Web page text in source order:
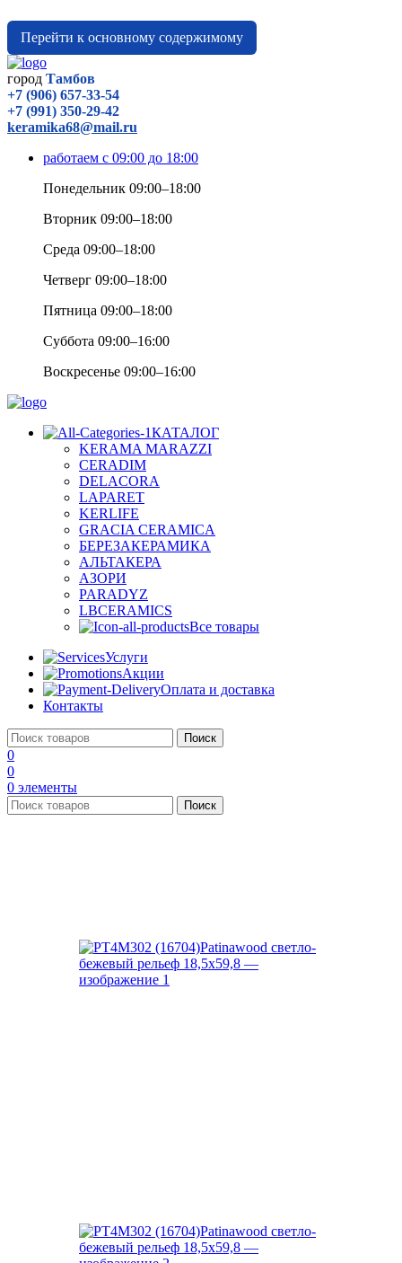
Перейти к основному содержимому
город Тамбов
+7 (906) 657-33-54
+7 (991) 350-29-42
keramika68@mail.ru
работаем с 09:00 до 18:00
Понедельник 09:00–18:00
Вторник 09:00–18:00
Среда 09:00–18:00
Четверг 09:00–18:00
Пятница 09:00–18:00
Суббота 09:00–16:00
Воскресенье 09:00–16:00
КАТАЛОГ
KERAMA MARAZZI
CERADIM
DELACORA
LAPARET
KERLIFE
GRACIA CERAMICA
БЕРЕЗАКЕРАМИКА
АЛЬТАКЕРА
АЗОРИ
PARADYZ
LBCERAMICS
Все товары
Услуги
Акции
Оплата и доставка
Контакты
Поиск
0
0
0 элементы
Поиск